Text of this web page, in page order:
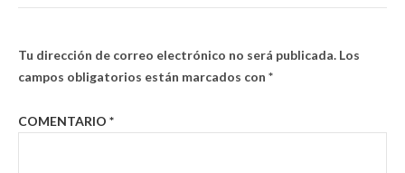
Tu dirección de correo electrónico no será publicada. Los
campos obligatorios están marcados con *
COMENTARIO *